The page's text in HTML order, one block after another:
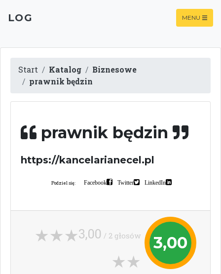
LOG MENU
Start Katalog
Biznesowe
prawnik będzin
prawnik będzin
https://kancelarianecel.pl
Podziel się: Facebook Twitter LinkedIn
3,00
3,00 / 2 głosów